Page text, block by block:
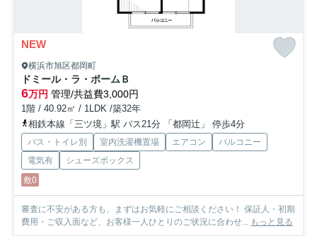
NEW
横浜市旭区都岡町
ドミール・ラ・ポームＢ
6万円 管理/共益費3,000円
1階 / 40.92㎡ / 1LDK /築32年
相鉄本線「三ツ境」駅 バス21分 「都岡辻」 停歩4分
バス・トイレ別 室内洗濯機置場 エアコン
バルコニー
電気有
シューズボックス
敷0
審査に不安がある方も、まずはお気軽にご相談ください！ 保証人・初期
費用・ご収入面など、お客様一人ひとりのご状況に合わせ... もっと見る